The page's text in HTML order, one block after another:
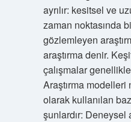
ayrılır: kesitsel ve
zaman noktasında
gözlemleyen
araştırma denir.
çalışmalar
Araştırma modelleri
olarak kullanılan
şunlardır: Deneysel